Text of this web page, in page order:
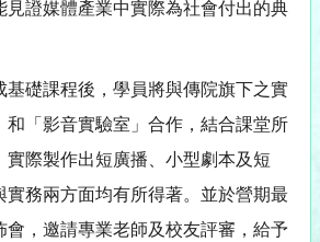
見證媒體產業中實際為社會付出的典
基礎課程後，學員將與傳院旗下之實
和「影音實驗室」合作，結合課堂所
實際製作出短廣播、小型劇本及短
實務兩方面均有所得著。並於營期最
， 邀請專業老師及校友評審，給予